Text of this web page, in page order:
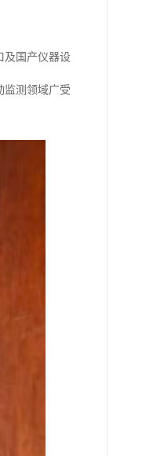
及国产仪器设
监测领域广受